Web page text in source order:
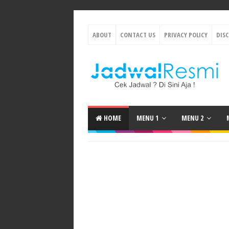
ABOUT CONTACT US PRIVACY POLICY
HOME MENU 1 MENU 2